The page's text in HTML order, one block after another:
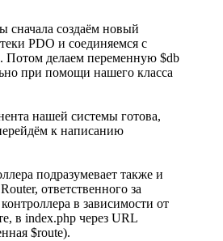
сначала создаём новый
PDO и соединяемся с
делаем переменную $db
при помощи нашего класса
нашей системы готова,
к написанию
подразумевает также и
ответственного за
в зависимости от
в index.php через URL
$route).